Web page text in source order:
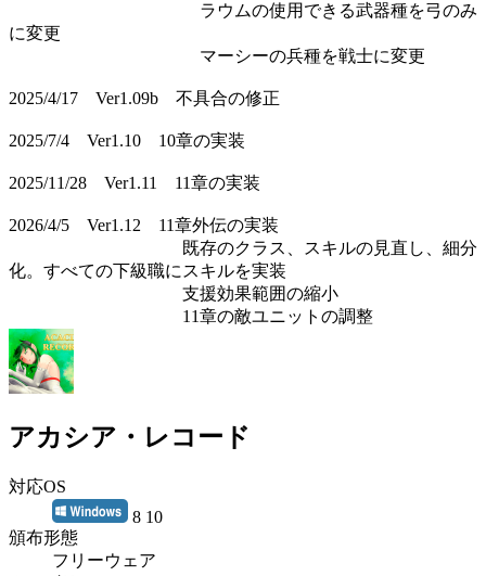
ラウムの使用できる武器種を弓のみ
に変更
マーシーの兵種を戦士に変更
2025/4/17 Ver1.09b 不具合の修正
2025/7/4 Ver1.10 10章の実装
2025/11/28 Ver1.11 11章の実装
2026/4/5 Ver1.12 11章外伝の実装
既存のクラス、スキルの見直し、細分
化。すべての下級職にスキルを実装
支援効果範囲の縮小
11章の敵ユニットの調整
アカシア・レコード
対応OS
8 10
頒布形態
フリーウェア